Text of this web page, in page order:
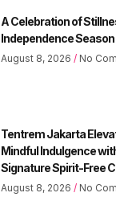
A Celebration of
Independence Season
August 8, 2026 No
Tentrem Jakarta
Mindful Indulgence
Signature Spirit-Free
August 8, 2026 No